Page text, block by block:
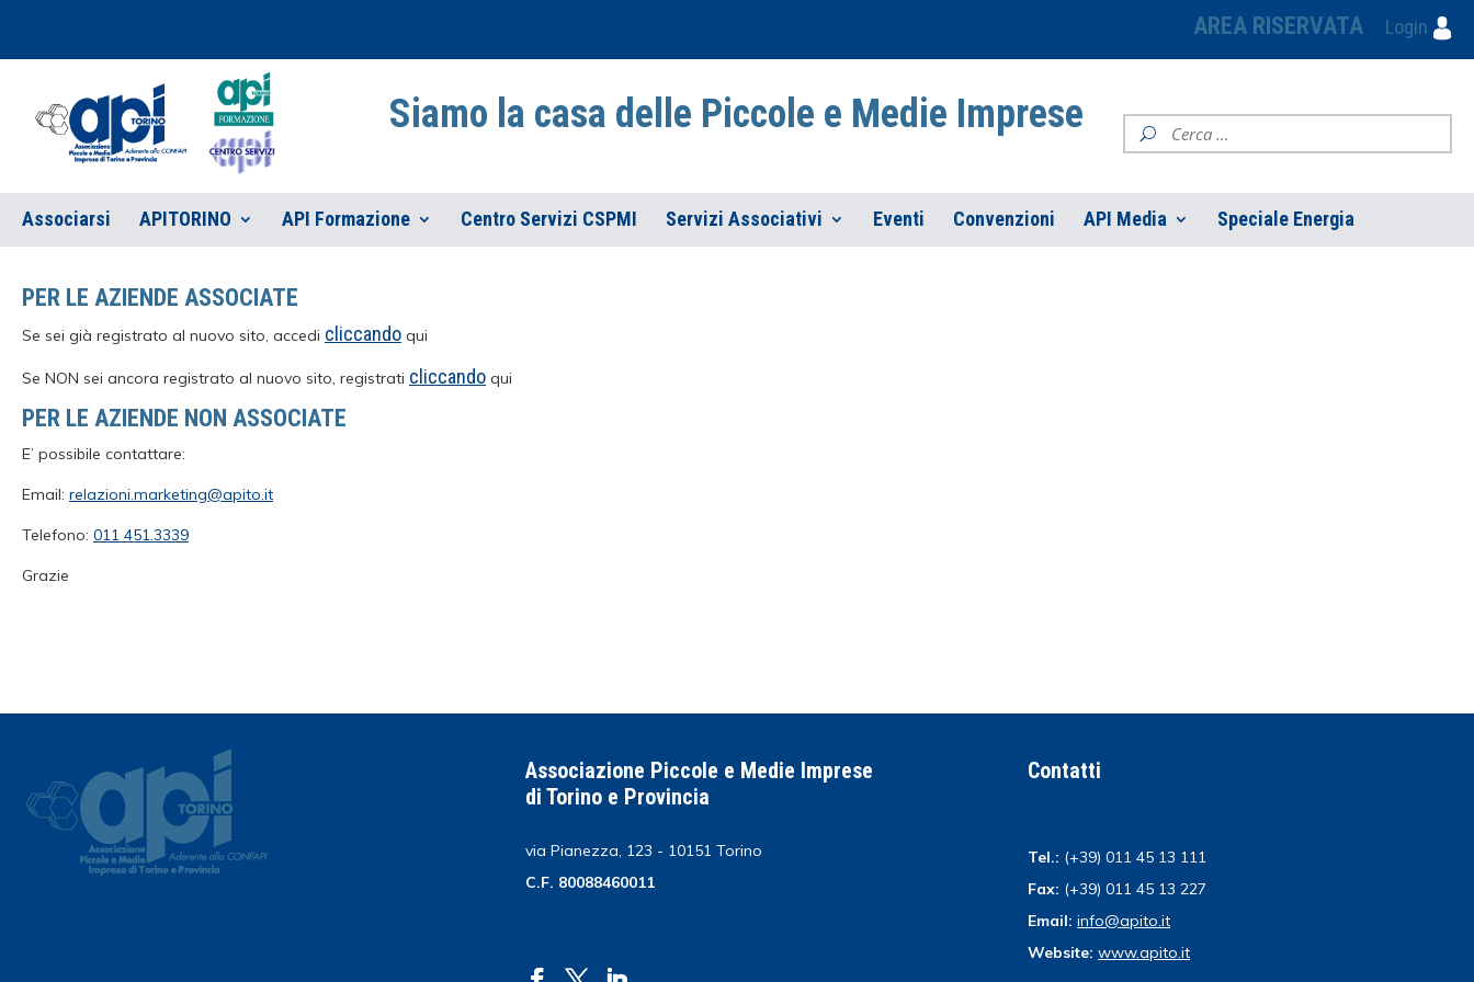
AREA RISERVATA Login
Siamo la casa delle Piccole e Medie Imprese
Associarsi APITORINO API Formazione Centro Servizi CSPMI Servizi Associativi Eventi Convenzioni API Media Speciale Energia
PER LE AZIENDE ASSOCIATE
Se sei già registrato al nuovo sito, accedi cliccando qui
Se NON sei ancora registrato al nuovo sito, registrati cliccando qui
PER LE AZIENDE NON ASSOCIATE
E’ possibile contattare:
Email: relazioni.marketing@apito.it
Telefono: 011 451.3339
Grazie
Associazione Piccole e Medie Imprese
di Torino e Provincia
via Pianezza, 123 - 10151 Torino
C.F. 80088460011
Contatti
Tel.: (+39) 011 45 13 111
Fax: (+39) 011 45 13 227
Email: info@apito.it
Website: www.apito.it